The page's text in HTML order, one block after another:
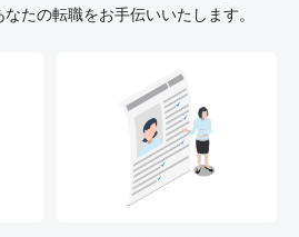
たの転職をお手伝いいたします。